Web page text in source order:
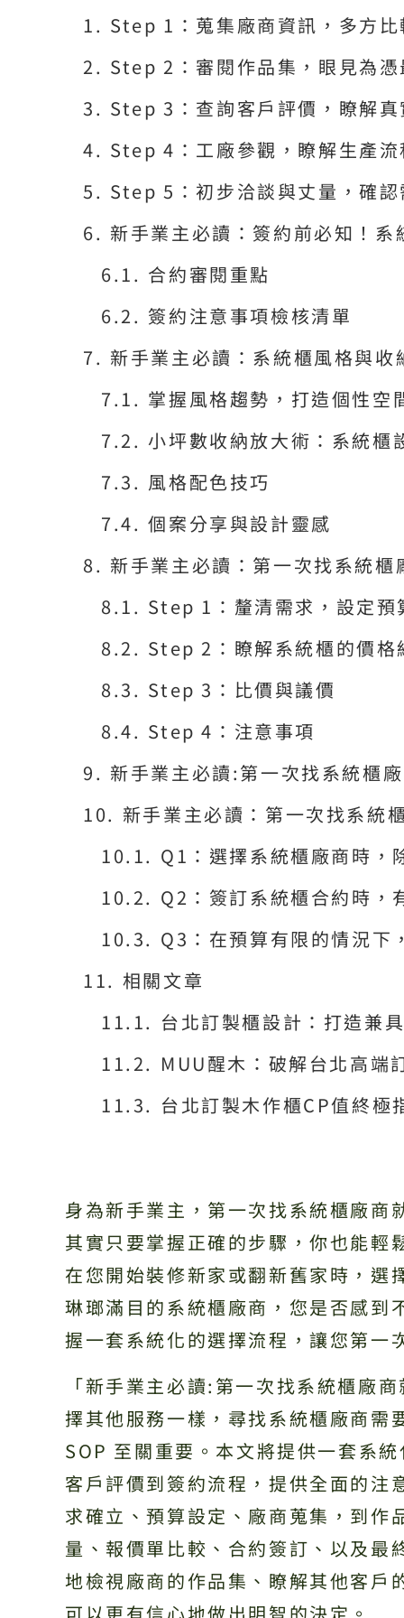
Step 1：蒐集廠商資訊，多方
Step 2：審閱作品集，眼見為
Step 3：查詢客戶評價，瞭解
Step 4：工廠參觀，瞭解生產
Step 5：初步洽談與丈量，確
新手業主必讀：簽約前必知！
合約審閱重點
簽約注意事項檢核清單
新手業主必讀：系統櫃風格與收
掌握風格趨勢，打造個性空
小坪數收納放大術：系統櫃
風格配色技巧
個案分享與設計靈感
新手業主必讀：第一次找系統
Step 1：釐清需求，設定預
Step 2：瞭解系統櫃的價格
Step 3：比價與議價
Step 4：注意事項
新手業主必讀:第一次找系統櫃
新手業主必讀：第一次找系統
Q1：選擇系統櫃廠商時，
Q2：簽訂系統櫃合約時，
Q3：在預算有限的情況下
相關文章
台北訂製櫃設計：打造兼
MUU醒木：破解台北高端
台北訂製木作櫃CP值終極
身為新手業主，第一次找系統櫃廠
其實只要掌握正確的步驟，你也能輕
在您開始裝修新家或翻新舊家時，選
琳瑯滿目的系統櫃廠商，您是否感到
握一套系統化的選擇流程，讓您第一
「新手業主必讀:第一次找系統櫃廠
擇其他服務一樣，尋找系統櫃廠商需
SOP 至關重要。本文將提供一套系
客戶評價到簽約流程，提供全面的注
求確立、預算設定、廠商蒐集，到作
量、報價單比較、合約簽訂、以及最
地檢視廠商的作品集、瞭解其他客戶
可以更有信心地做出明智的決定。